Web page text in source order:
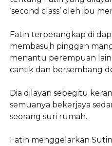
‘second class’ oleh ibu
Fatin terperangkap di
membasuh pinggan
menantu perempuan
cantik dan bersembang
Dia dilayan sebegitu
semuanya bekerjaya
seorang suri rumah.
Fatin menggelarkan